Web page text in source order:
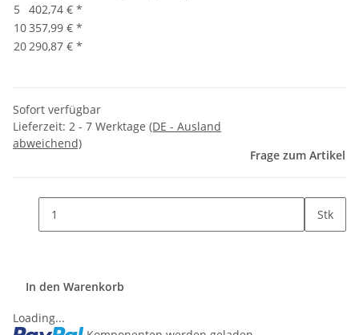
5
402,74 € *
10357,99 € *
20290,87 € *
Sofort verfügbar
Lieferzeit: 2 - 7 Werktage (DE - Ausland
abweichend)
Frage zum Artikel
Stk
In den Warenkorb
Loading...